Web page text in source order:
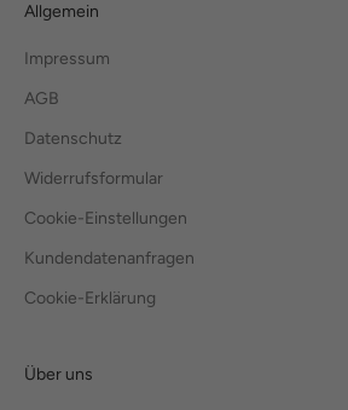
Allgemein
Impressum
AGB
Datenschutz
Widerrufsformular
Cookie-Einstellungen
Kundendatenanfragen
Cookie-Erklärung
Über uns